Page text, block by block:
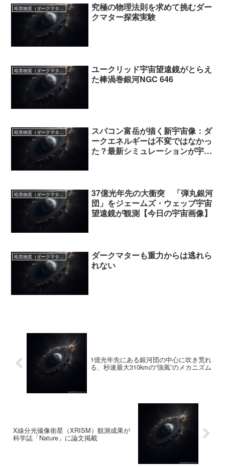
暗黒物質（ダークマター）
究極の物理法則を求めて挑むダー
クマター探索実験
暗黒物質（ダークマター）
ユークリッド宇宙望遠鏡がとらえ
た棒渦巻銀河NGC 646
暗黒物質（ダークマター）
スパコン富岳が描く新宇宙像：ダ
ークエネルギーは不変ではなかっ
た？最新シミュレーションが宇宙
暗黒物質（ダークマター）
37億光年先の大衝突 「弾丸銀河
団」をジェームズ・ウェッブ宇宙
望遠鏡が観測【今日の宇宙画像】
暗黒物質（ダークマター）
ダークマターも重力からは逃れら
れない
1億光年先にある銀河団の中心に吹き荒れ
る、秒速最大310kmの“強風”のメカニズム
X線分光撮像衛星（XRISM）観測成果が
科学誌「Nature」に論文掲載